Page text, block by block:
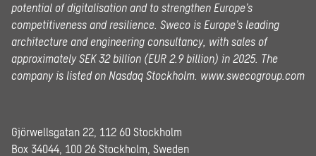
potential of digitalisation and to strengthen Europe’s
competitiveness and resilience. Sweco is Europe’s leading
architecture and engineering consultancy, with sales of
approximately SEK 32 billion (EUR 2.9 billion) in 2025. The
company is listed on Nasdaq Stockholm. www.swecogroup.com
Gjörwellsgatan 22, 112 60 Stockholm
Box 34044, 100 26 Stockholm, Sweden